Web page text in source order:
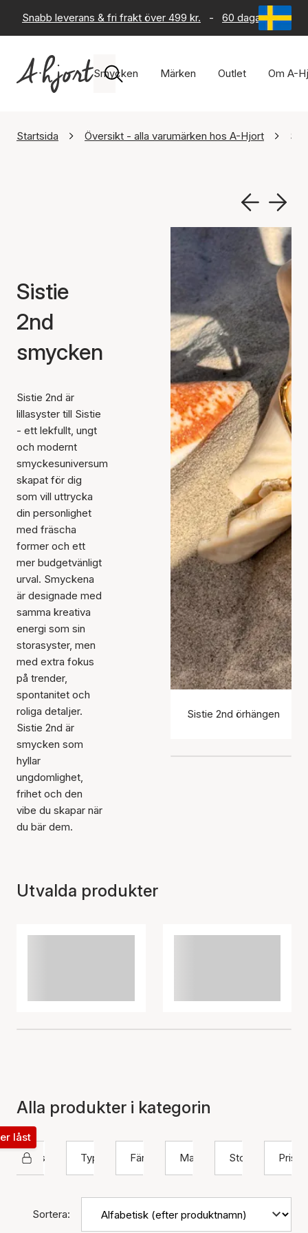
Snabb leverans & fri frakt över 499 kr. - 60 dagars
Smycken Märken Outlet Om A-
Startsida Översikt - alla varumärken hos A-Hjort
Sistie
2nd
smycken
Sistie 2nd är
lillasyster till Sistie
- ett lekfullt, ungt
och modernt
smyckesuniversum
skapat för dig
som vill uttrycka
din personlighet
med fräscha
former och ett
mer budgetvänligt
urval. Smyckena
är designade med
samma kreativa
energi som sin
storasyster, men
med extra fokus
på trender,
spontanitet och
roliga detaljer.
Sistie 2nd är
smycken som
hyllar
ungdomlighet,
frihet och den
vibe du skapar när
du bär dem.
Sistie 2nd örhängen
Utvalda produkter
Alla produkter i kategorin
Sistie 2nd
låst
Typ
Färg Material Storlek Pris
Sortera: